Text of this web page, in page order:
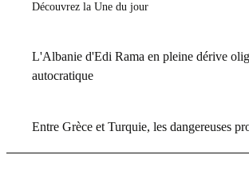
Découvrez la Une du jour
L'Albanie d'Edi Rama en pleine dérive
autocratique
Entre Grèce et Turquie, les dangereuses